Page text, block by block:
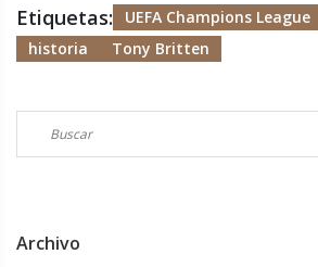
Etiquetas: UEFA Champions League
historia
Tony Britten
Archivo